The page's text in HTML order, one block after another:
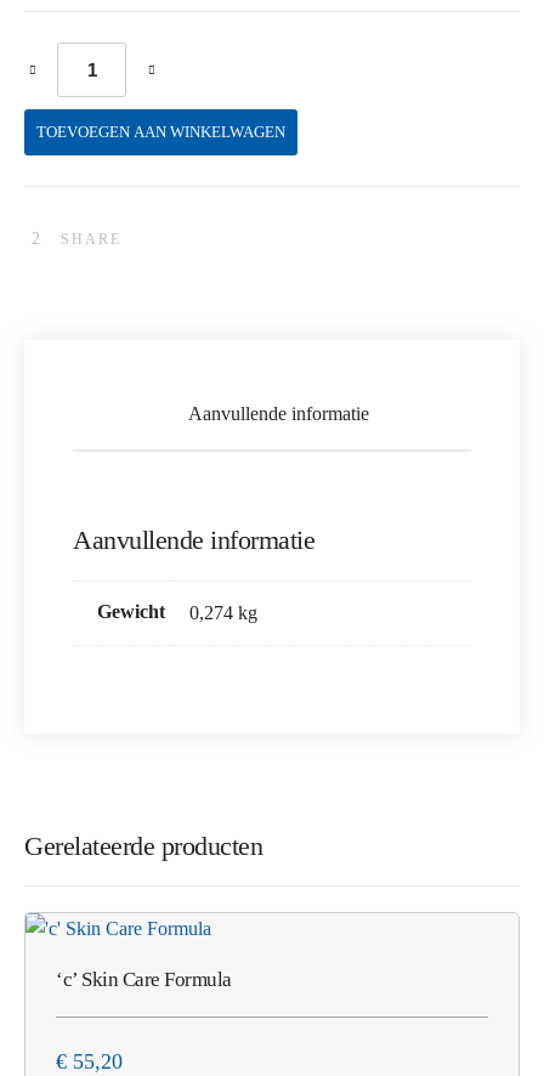
TOEVOEGEN AAN WINKELWAGEN
SHARE
Aanvullende informatie
Aanvullende informatie
Gewicht 0,274 kg
Gerelateerde producten
‘c’ Skin Care Formula
€ 55,20